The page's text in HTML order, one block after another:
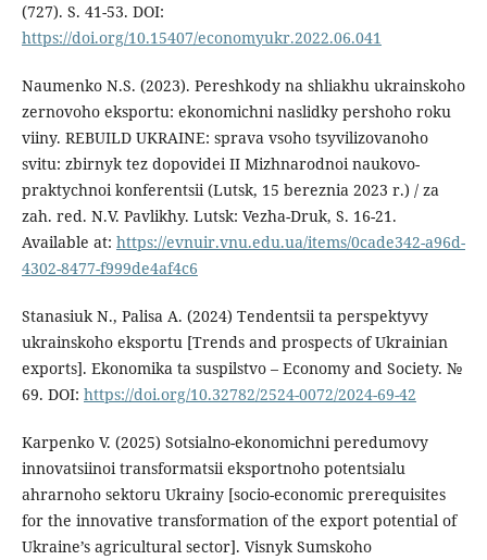
(727). S. 41-53. DOI:
https://doi.org/10.15407/economyukr.2022.06.041
Naumenko N.S. (2023). Pereshkody na shliakhu ukrainskoho
zernovoho eksportu: ekonomichni naslidky pershoho roku
viiny. REBUILD UKRAINE: sprava vsoho tsyvilizovanoho
svitu: zbirnyk tez dopovidei II Mizhnarodnoi naukovo-
praktychnoi konferentsii (Lutsk, 15 bereznia 2023 r.) / za
zah. red. N.V. Pavlikhy. Lutsk: Vezha-Druk, S. 16-21.
Available at: https://evnuir.vnu.edu.ua/items/0cade342-a96d-
4302-8477-f999de4af4c6
Stanasiuk N., Palisa A. (2024) Tendentsii ta perspektyvy
ukrainskoho eksportu [Trends and prospects of Ukrainian
exports]. Ekonomika ta suspilstvo – Economy and Society. №
69. DOI: https://doi.org/10.32782/2524-0072/2024-69-42
Karpenko V. (2025) Sotsialno-ekonomichni peredumovy
innovatsiinoi transformatsii eksportnoho potentsialu
ahrarnoho sektoru Ukrainy [socio-economic prerequisites
for the innovative transformation of the export potential of
Ukraine’s agricultural sector]. Visnyk Sumskoho